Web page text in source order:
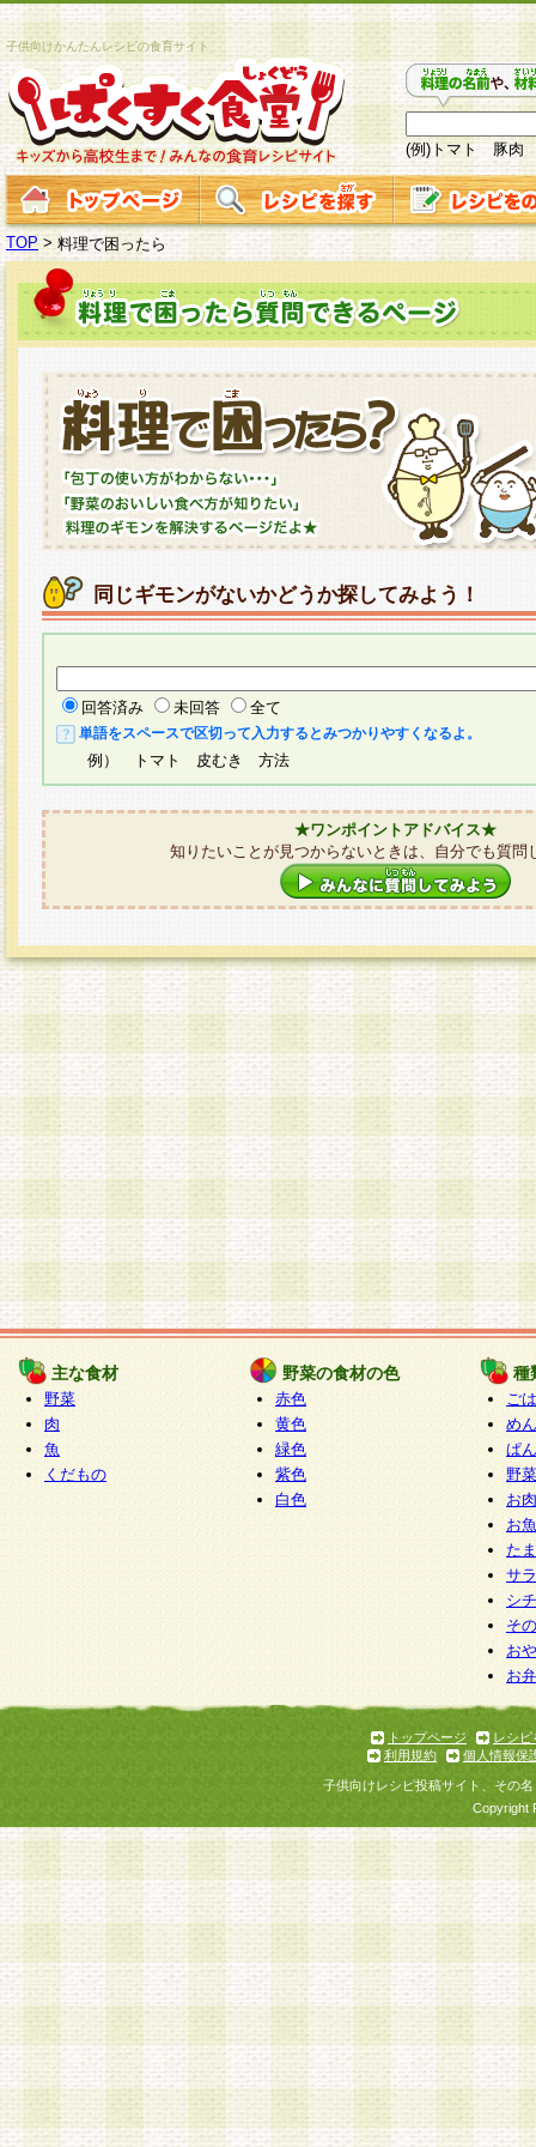
子供向けかんたんレシピの食育サイト
(例)トマト 豚肉
TOP >料理で困ったら
同じギモンがないかどうか探してみよう！
回答済み 未回答 全て
単語をスペースで区切って入力するとみつかりやすくなるよ。
例） トマト 皮むき 方法
★ワンポイントアドバイス★
知りたいことが見つからないときは、自分でも質問
主な食材
野菜
肉
魚
くだもの
野菜の食材の色
赤色
黄色
緑色
紫色
白色
種
ご
めん
ぱん
野
お
お
た
サ
シ
そ
お
お
トップページ
レシピ
利用規約
個人情報保
子供向けレシピ投稿サイト、その
Copyright